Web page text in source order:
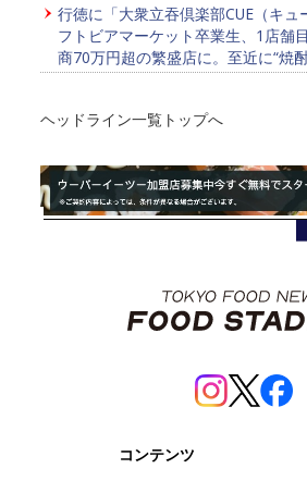
行徳に「大衆立吞倶楽部CUE（キュ
フトビアマーケット卒業生、1店舗
商70万円超の繁盛店に。至近に“焼
ヘッドライン一覧トップへ
コンテンツ